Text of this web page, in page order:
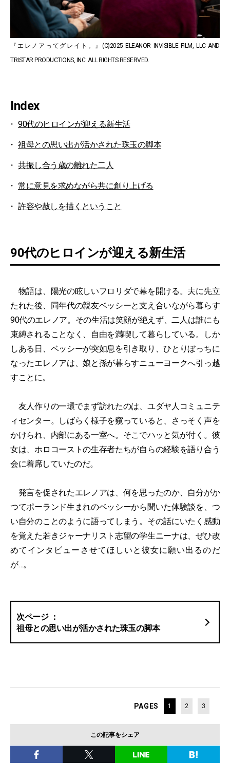
『エレノアってグレイト。』(C)2025 ELEANOR INVISIBLE FILM, LLC AND
TRISTAR PRODUCTIONS, INC. ALL RIGHTS RESERVED.
Index
90代のヒロインが迎える新生活
祖母との思い出が活かされた珠玉の脚本
共振し合う歳の離れた二人
常に意見を求めながら共に創り上げる
許容や赦しを描くということ
90代のヒロインが迎える新生活
物語は、陽光の眩しいフロリダで幕を開ける。夫に先立
たれた後、同年代の親友ベッシーと支え合いながら暮らす
90代のエレノア。その生活は笑顔が絶えず、二人は誰にも
束縛されることなく、自由を満喫して暮らしている。しか
しある日、ベッシーが突如息を引き取り、ひとりぼっちに
なったエレノアは、娘と孫が暮らすニューヨークへ引っ越
すことに。
友人作りの一環でまず訪れたのは、ユダヤ人コミュニテ
ィセンター。しばらく様子を窺っていると、さっそく声を
かけられ、内部にある一室へ。そこでハッと気が付く。彼
女は、ホロコーストの生存者たちが自らの経験を語り合う
会に着席していたのだ。
発言を促されたエレノアは、何を思ったのか、自分がか
つてポーランド生まれのベッシーから聞いた体験談を、つ
い自分のことのように語ってしまう。その話にいたく感動
を覚えた若きジャーナリスト志望の学生ニーナは、ぜひ改
めてインタビューさせてほしいと彼女に願い出るのだ
が…。
祖母との思い出が活かされた珠玉の脚本
PAGES 1 2 3
この記事をシェア